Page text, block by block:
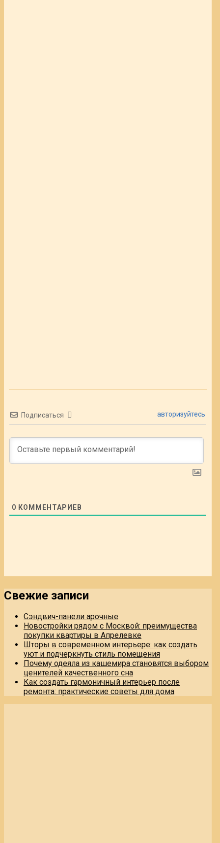
Подписаться авторизуйтесь
0 КОММЕНТАРИЕВ
Свежие записи
Сэндвич-панели арочные
Новостройки рядом с Москвой: преимущества
покупки квартиры в Апрелевке
Шторы в современном интерьере: как создать
уют и подчеркнуть стиль помещения
Почему одеяла из кашемира становятся выбором
ценителей качественного сна
Как создать гармоничный интерьер после
ремонта: практические советы для дома